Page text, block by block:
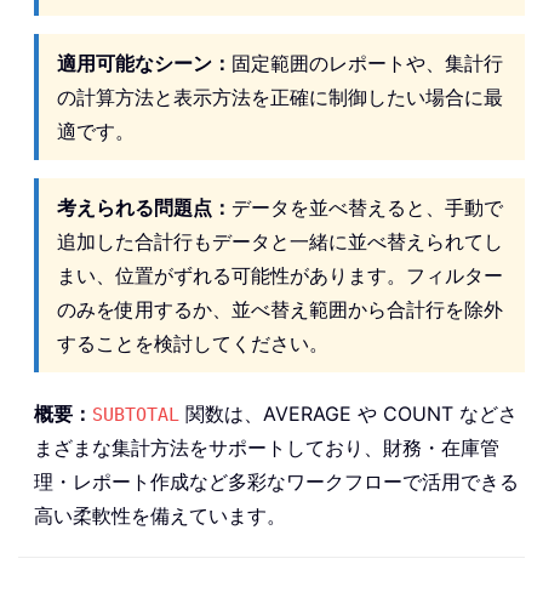
適用可能なシーン： 固定範囲のレポートや、集計行
の計算方法と表示方法を正確に制御したい場合に最
適です。
考えられる問題点： データを並べ替えると、手動で
追加した合計行もデータと一緒に並べ替えられてし
まい、位置がずれる可能性があります。フィルター
のみを使用するか、並べ替え範囲から合計行を除外
することを検討してください。
概要： SUBTOTAL 関数は、AVERAGE や COUNT などさ
まざまな集計方法をサポートしており、財務・在庫管
理・レポート作成など多彩なワークフローで活用できる
高い柔軟性を備えています。